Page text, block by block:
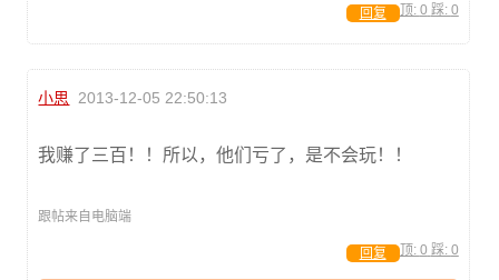
顶: 0 踩: 0
回复
小思 2013-12-05 22:50:13
我赚了三百！！所以，他们亏了，是不会玩！！
跟帖来自电脑端
顶: 0 踩: 0
回复